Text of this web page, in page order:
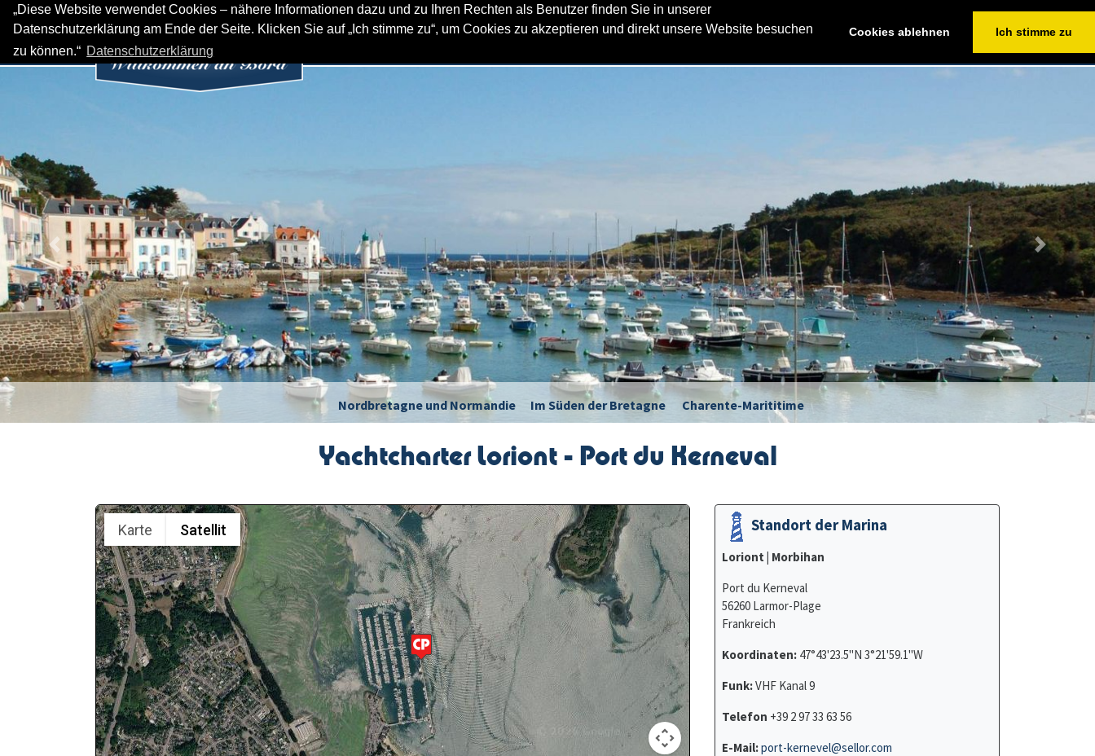
„Diese Website verwendet Cookies – nähere Informationen dazu und zu Ihren Rechten als Benutzer finden Sie in unserer
Datenschutzerklärung am Ende der Seite. Klicken Sie auf „Ich stimme zu“, um Cookies zu akzeptieren und direkt unsere Website besuchen
zu können.“ Datenschutzerklärung
Cookies ablehnen Ich stimme zu
+49(0)2364/604676
HOME YACHTCHARTER SEGELREVIERE FLOTTILLENSEGELN SERVICE YACHTEN FINDEN CHARTERANFRAGE
Nordbretagne und Normandie Im Süden der Bretagne Charente-Marititime
Previous Next
Yachtcharter Loriont - Port du Kerneval
Standort der Marina
Loriont | Morbihan
Port du Kerneval
56260 Larmor-Plage
Frankreich
Koordinaten: 47°43'23.5"N 3°21'59.1"W
Funk:VHF Kanal 9
Telefon +39 2 97 33 63 56
E-Mail:port-kernevel@sellor.com